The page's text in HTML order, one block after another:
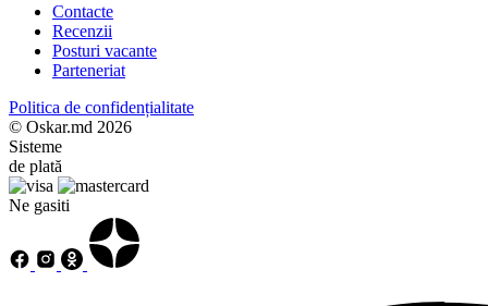
Contacte
Recenzii
Posturi vacante
Parteneriat
Politica de confidențialitate
© Oskar.md 2026
Sisteme
de plată
Ne gasiti